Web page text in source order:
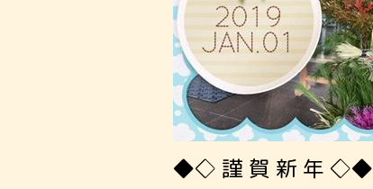
◆◇ 謹 賀 新 年 ◇◆